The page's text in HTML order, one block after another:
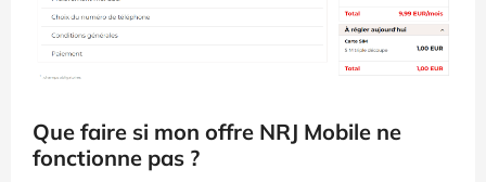
Que faire si mon offre NRJ Mobile ne
fonctionne pas ?